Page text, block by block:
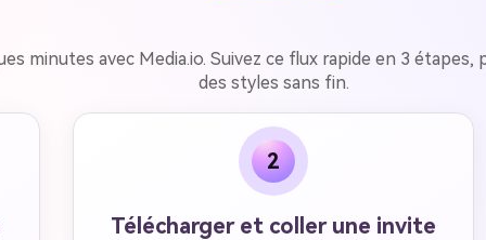
minutes avec Media.io. Suivez ce flux rapide en 3
des styles sans fin.
2
Télécharger et coller une invite